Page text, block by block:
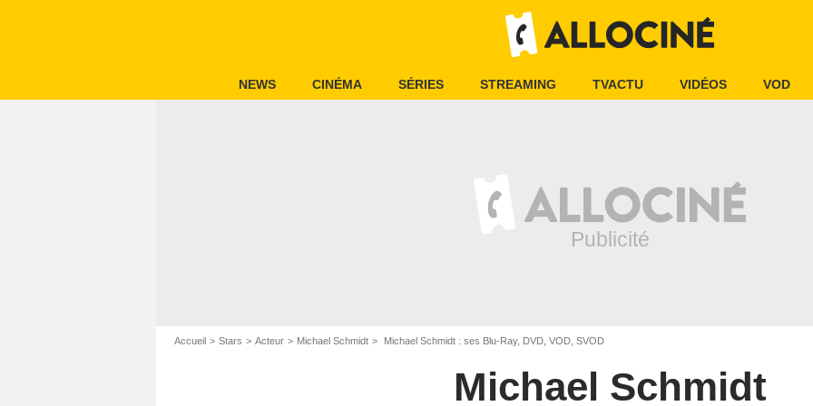
NEWS CINÉMA SÉRIES STREAMING TVACTU VIDÉOS VOD
Accueil Stars Acteur Michael Schmidt Michael Schmidt : ses Blu-Ray, DVD, VOD, SVOD
Michael Schmidt